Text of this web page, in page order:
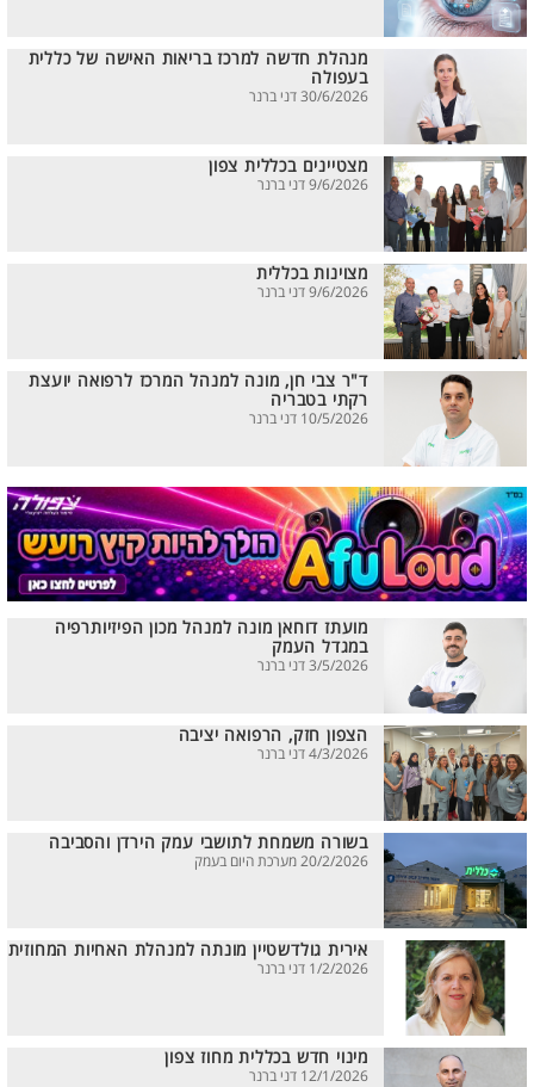
מנהלת חדשה למרכז בריאות האישה של כללית
בעפולה
30/6/2026 דני ברנר
מצטיינים בכללית צפון
9/6/2026 דני ברנר
מצוינות בכללית
9/6/2026 דני ברנר
ד"ר צבי חן, מונה למנהל המרכז לרפואה יועצת
רקתי בטבריה
10/5/2026 דני ברנר
מועתז דוחאן מונה למנהל מכון הפיזיותרפיה
במגדל העמק
3/5/2026 דני ברנר
הצפון חזק, הרפואה יציבה
4/3/2026 דני ברנר
בשורה משמחת לתושבי עמק הירדן והסביבה
20/2/2026 מערכת היום בעמק
אירית גולדשטיין מונתה למנהלת האחיות המחוזית
1/2/2026 דני ברנר
מינוי חדש בכללית מחוז צפון
12/1/2026 דני ברנר